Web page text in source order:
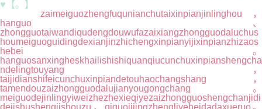
♥【。】
zaimeiguozhengfuqunianchutaixinpianjinlinghou，
hanguo、
zhongguotaiwandiqudengdouwufazaixiangzhongguodaluchus
houmeiguoguidingdexianjinzhichengxinpianyijixinpianzhizaos
hebei。
hanguosanxingheskhailishishiquanqiucunchuxinpianshengcha
ndelingtouyang，
taijidianshifeicunchuxinpiandetouhaochangshang，
tamendouzaizhongguodalujianyougongchang。
meiguodejinlingyiweizhezhexieqiyezaizhongguoshengchanjidi
dejishushengjishouzu，qiguojijingzhengliyebeidadaxueruo。